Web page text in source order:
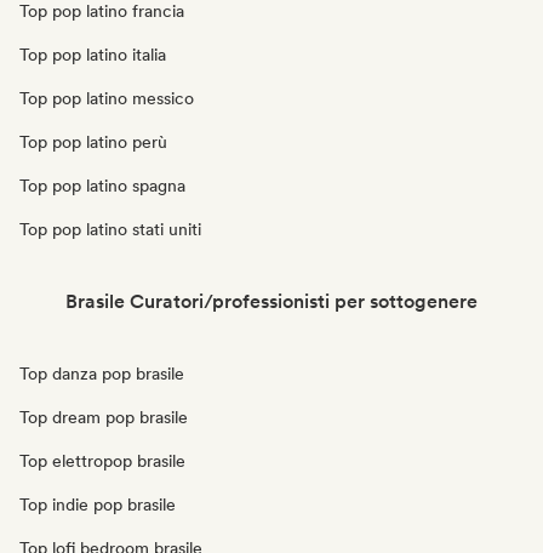
Top pop latino francia
Top pop latino italia
Top pop latino messico
Top pop latino perù
Top pop latino spagna
Top pop latino stati uniti
Brasile Curatori/professionisti per sottogenere
Top danza pop brasile
Top dream pop brasile
Top elettropop brasile
Top indie pop brasile
Top lofi bedroom brasile